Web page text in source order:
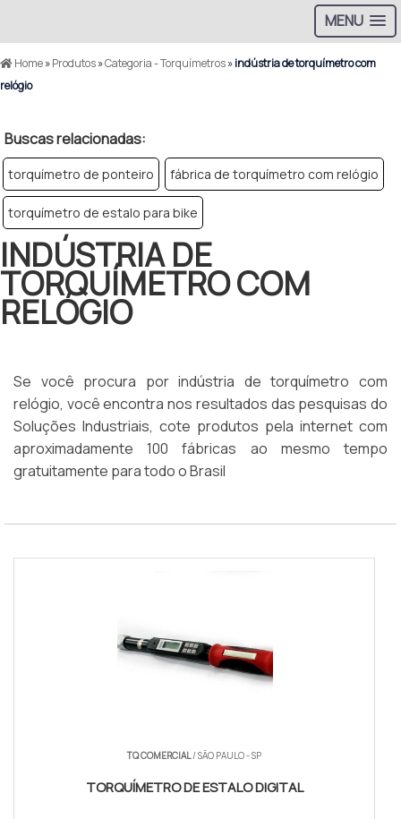
MENU
Home»Produtos»Categoria - Torquímetros»indústria de torquímetro com
relógio
Buscas relacionadas:
torquímetro de ponteiro fábrica de torquímetro com relógio
torquímetro de estalo para bike
INDÚSTRIA DE
TORQUÍMETRO COM
RELÓGIO
Se você procura por indústria de torquímetro com
relógio, você encontra nos resultados das pesquisas do
Soluções Industriais, cote produtos pela internet com
aproximadamente 100 fábricas ao mesmo tempo
gratuitamente para todo o Brasil
TQ COMERCIAL/ SÃO PAULO - SP
TORQUÍMETRO DE ESTALO DIGITAL